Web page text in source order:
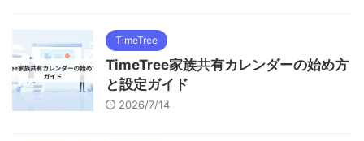
TimeTree
TimeTree家族共有カレンダーの始め方
と設定ガイド
2026/7/14